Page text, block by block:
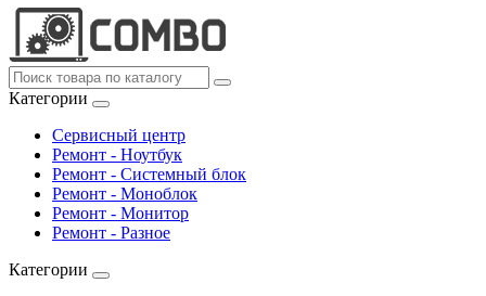
Категории
Сервисный центр
Ремонт - Ноутбук
Ремонт - Системный блок
Ремонт - Моноблок
Ремонт - Монитор
Ремонт - Разное
Категории